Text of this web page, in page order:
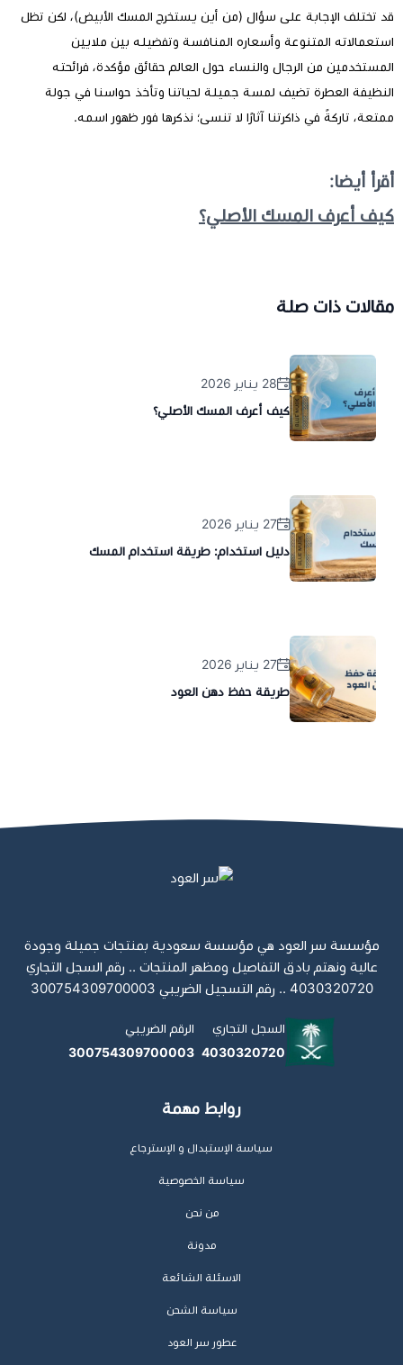
قد تختلف الإجابة على سؤال (من أين يستخرج المسك الأبيض)، لكن تظل
استعمالاته المتنوعة وأسعاره المنافسة وتفضيله بين ملايين
المستخدمين من الرجال والنساء حول العالم حقائق مؤكدة، فرائحته
النظيفة العطرة تضيف لمسة جميلة لحياتنا وتأخذ حواسنا في جولة
ممتعة، تاركةً في ذاكرتنا آثارًا لا تنسى؛ نذكرها فور ظهور اسمه.
أقرأ أيضا:
كيف أعرف المسك الأصلي؟
مقالات ذات صلة
28 يناير 2026
كيف أعرف المسك الأصلي؟
27 يناير 2026
دليل استخدام: طريقة استخدام المسك
27 يناير 2026
طريقة حفظ دهن العود
روابط مهمة
سياسة الإستبدال و الإسترجاع
سياسة الخصوصية
من نحن
مدونة
الاسئلة الشائعة
سياسة الشحن
عطور سر العود
مؤسسة سر العود هي مؤسسة سعودية بمنتجات جميلة وجودة
عالية ونهتم بادق التفاصيل ومظهر المنتجات .. رقم السجل التجاري
4030320720 .. رقم التسجيل الضريبي 300754309700003
السجل التجاري
4030320720
الرقم الضريبي
300754309700003